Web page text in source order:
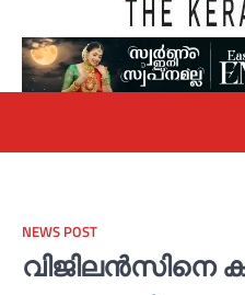
NEWS POST
വിജിലൻസിനെ